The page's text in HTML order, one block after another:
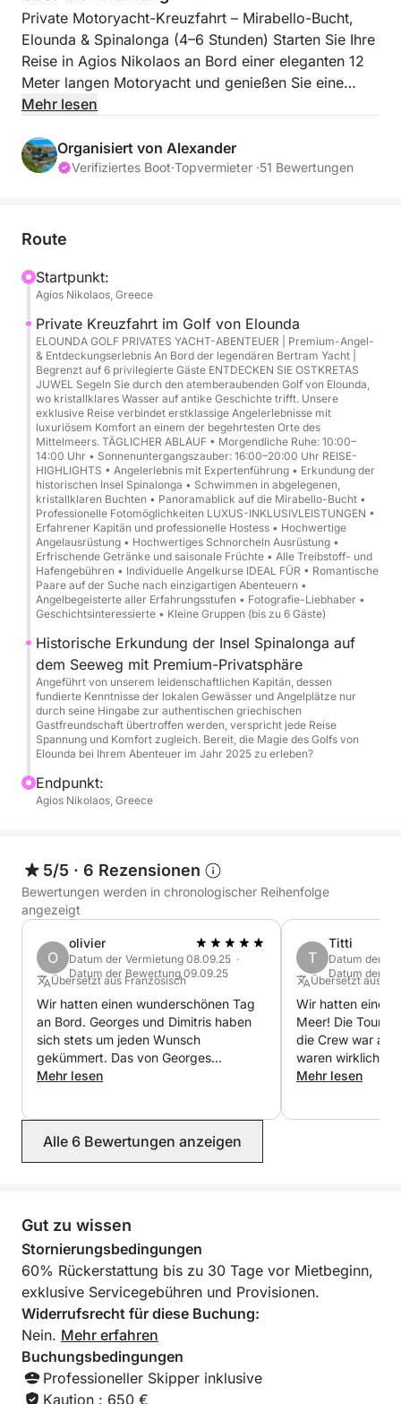
Private Motoryacht-Kreuzfahrt – Mirabello-Bucht,
Elounda & Spinalonga (4–6 Stunden) Starten Sie Ihre
Reise in Agios Nikolaos an Bord einer eleganten 12
Meter langen Motoryacht und genießen Sie eine
private Kreuzfahrt durch das kristallklare Wasser der
Meereslandschaften Kretas. Nur Ihre Gruppe an Bord
– erleben Sie ein entspanntes Premium-Erlebnis mit
Kreuzfahrtübersicht:
Dauer: 4 bis 6 Stunden
Abfahrt/Ankunft: Hafen von Agios Nikolaos
Kapazität: Bis zu 6 Gäste + 2 Besatzungsmitglieder
Routenhighlights: Mirabello-Bucht → Golf von
Elounda → Spinalonga (Panoramafahrt) +
Badestopps (wetterabhängig)
Stil: Privat, flexibles Tempo, erstklassiger Komfort
Erlebnis-Highlights:
Panoramafahrt in der Mirabello-Bucht
Elegante Fahrt vorbei an Elounda und den
versteckten Buchten der Küste
Panoramafahrt um die Insel Spinalonga (Fotomotive
vom Meer aus)
Bade- und Schnorchelstopps in ruhigen,
abgelegenen Buchten (wetter- und seeabhängig)
Inklusive:
Professioneller Kapitän + Gastgeber
Schnorchelausrüstung
Handtücher & Komfortartikel
Treibstoff & MwSt. inklusive
Unfallversicherung
Flexible Abfahrtszeit (auf Anfrage)
Ideal für:
Romantische Ausflüge, kleine Familien, Feiern im
kleinen Kreis und Reisende, die das Beste von Agios
Menschenmassen erleben möchten – auf einer Yacht
ganz für sich allein.
Mehr lesen
Organisiert von Alexander
Verifiziertes Boot·Topvermieter ·51 Bewertungen
Route
Startpunkt:
Agios Nikolaos, Greece
Private Kreuzfahrt im Golf von Elounda
ELOUNDA GOLF PRIVATES YACHT-ABENTEUER | Premium-Angel-
& Entdeckungserlebnis An Bord der legendären Bertram Yacht |
Begrenzt auf 6 privilegierte Gäste ENTDECKEN SIE OSTKRETAS
JUWEL Segeln Sie durch den atemberaubenden Golf von Elounda,
wo kristallklares Wasser auf antike Geschichte trifft. Unsere
exklusive Reise verbindet erstklassige Angelerlebnisse mit
luxuriösem Komfort an einem der begehrtesten Orte des
Mittelmeers. TÄGLICHER ABLAUF • Morgendliche Ruhe: 10:00–
14:00 Uhr • Sonnenuntergangszauber: 16:00–20:00 Uhr REISE-
HIGHLIGHTS • Angelerlebnis mit Expertenführung • Erkundung der
historischen Insel Spinalonga • Schwimmen in abgelegenen,
kristallklaren Buchten • Panoramablick auf die Mirabello-Bucht •
Professionelle Fotomöglichkeiten LUXUS-INKLUSIVLEISTUNGEN •
Erfahrener Kapitän und professionelle Hostess • Hochwertige
Angelausrüstung • Hochwertiges Schnorcheln Ausrüstung •
Erfrischende Getränke und saisonale Früchte • Alle Treibstoff- und
Hafengebühren • Individuelle Angelkurse IDEAL FÜR • Romantische
Paare auf der Suche nach einzigartigen Abenteuern •
Angelbegeisterte aller Erfahrungsstufen • Fotografie-Liebhaber •
Geschichtsinteressierte • Kleine Gruppen (bis zu 6 Gäste)
Historische Erkundung der Insel Spinalonga auf
dem Seeweg mit Premium-Privatsphäre
Angeführt von unserem leidenschaftlichen Kapitän, dessen
fundierte Kenntnisse der lokalen Gewässer und Angelplätze nur
durch seine Hingabe zur authentischen griechischen
Gastfreundschaft übertroffen werden, verspricht jede Reise
Spannung und Komfort zugleich. Bereit, die Magie des Golfs von
Elounda bei Ihrem Abenteuer im Jahr 2025 zu erleben?
Endpunkt:
Agios Nikolaos, Greece
5/5 · 6 Rezensionen
Bewertungen werden in chronologischer Reihenfolge
angezeigt
O
olivier
Datum der Vermietung 08.09.25 ·
Datum der Bewertung 09.09.25
Übersetzt aus Französisch
Wir hatten einen wunderschönen Tag
an Bord. Georges und Dimitris haben
sich stets um jeden Wunsch
gekümmert. Das von Georges
zubereitete Essen war ausgezeichnet.
Mehr lesen
T
Titti
Datum der
Datum der
Übersetzt aus
Wir hatten einen
Meer! Die Tour
die Crew war
waren wirklich
Snacks und
Mehr lesen
Alle 6 Bewertungen anzeigen
Gut zu wissen
Stornierungsbedingungen
60% Rückerstattung bis zu 30 Tage vor Mietbeginn,
exklusive Servicegebühren und Provisionen.
Widerrufsrecht für diese Buchung:
Nein. Mehr erfahren
Buchungsbedingungen
Professioneller Skipper inklusive
Kaution : 650 €